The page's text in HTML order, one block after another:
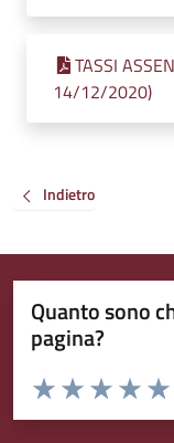
TASSI
14/12/2020)
Indietro
Quanto sono
pagina?
Valuta da 1 a 5 stelle la
Valuta
Valuta 3
Valuta 2 stelle
Valuta 1 stelle su 5